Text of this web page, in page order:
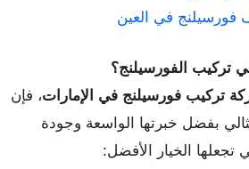
في العين
تركيب الفورسيلنج؟
تركيب فورسيلنج في الإمارات، فإن
بفضل خبرتها الواسعة وجودة
تجعلها الخيار الأفضل: